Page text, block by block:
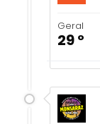
Geral
29 º